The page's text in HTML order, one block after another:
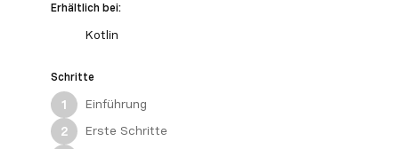
Erhältlich bei:
Kotlin
Schritte
1
Einführung
2
Erste Schritte